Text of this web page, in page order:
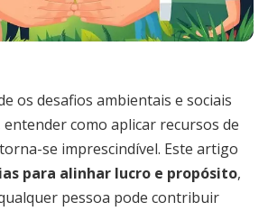
os desafios ambientais e sociais
como aplicar recursos de
se imprescindível. Este artigo
para alinhar lucro e propósito,
pessoa pode contribuir